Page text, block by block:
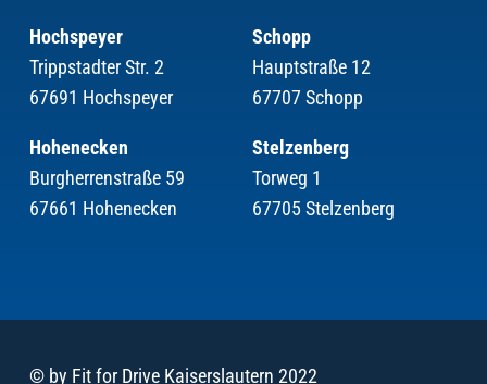
Hochspeyer
Trippstadter Str. 2
67691 Hochspeyer
Hohenecken
Burgherrenstraße 59
67661 Hohenecken
Schopp
Hauptstraße 12
67707 Schopp
Stelzenberg
Torweg 1
67705 Stelzenberg
© by Fit for Drive Kaiserslautern 2022